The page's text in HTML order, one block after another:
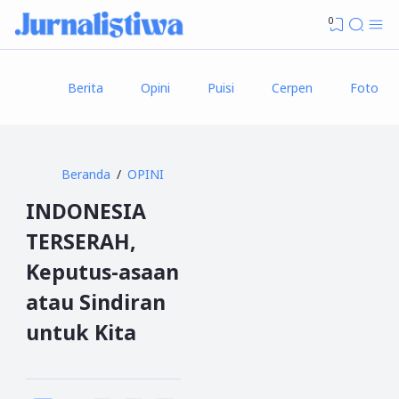
0
Berita Opini Puisi Cerpen Foto
Beranda OPINI
INDONESIA
TERSERAH,
Keputus-asaan
atau Sindiran
untuk Kita